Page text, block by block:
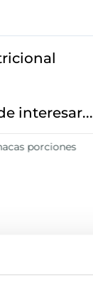
interesar...